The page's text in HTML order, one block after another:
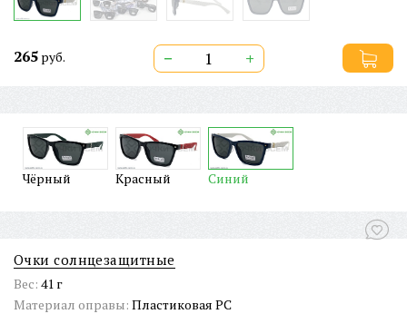
265 руб. − +
Чёрный Красный Синий
Очки солнцезащитные
Вес: 41 г
Материал оправы: Пластиковая PC